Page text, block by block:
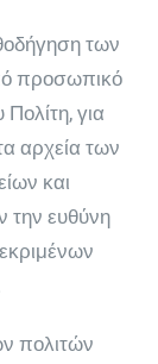
των
προσωπικό
για
αρχεία των
και
την ευθύνη
πολιτών